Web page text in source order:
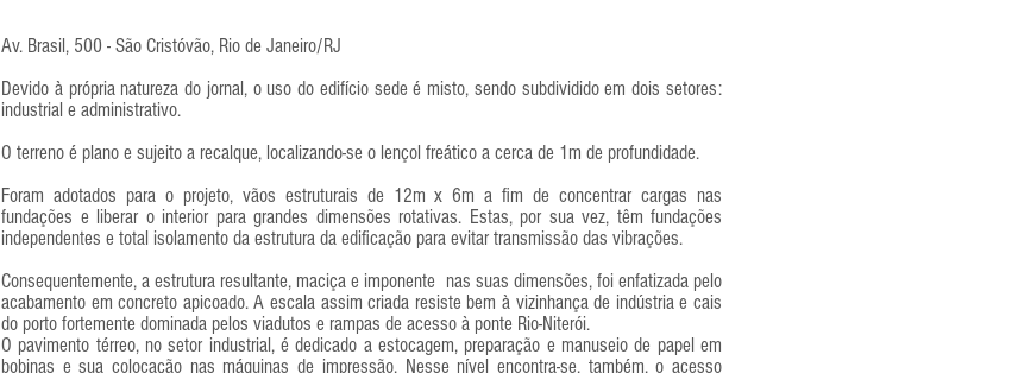
Av. Brasil, 500 - São Cristóvão, Rio de Janeiro/RJ
Devido à própria natureza do jornal, o uso do edifício sede é misto, sendo subdividido em dois setores:
industrial e administrativo.
O terreno é plano e sujeito a recalque, localizando-se o lençol freático a cerca de 1m de profundidade.
Foram adotados para o projeto, vãos estruturais de 12m x 6m a fim de concentrar cargas nas
fundações e liberar o interior para grandes dimensões rotativas. Estas, por sua vez, têm fundações
independentes e total isolamento da estrutura da edificação para evitar transmissão das vibrações.
Consequentemente, a estrutura resultante, maciça e imponente nas suas dimensões, foi enfatizada pelo
acabamento em concreto apicoado. A escala assim criada resiste bem à vizinhança de indústria e cais
do porto fortemente dominada pelos viadutos e rampas de acesso à ponte Rio-Niterói.
O pavimento térreo, no setor industrial, é dedicado a estocagem, preparação e manuseio de papel em
bobinas e sua colocação nas máquinas de impressão. Nesse nível encontra-se, também, o acesso